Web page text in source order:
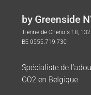
by Greenside
Tienne de Chenois 18,
BE 0555.719.730
Spécialiste de
CO2 en Belgique